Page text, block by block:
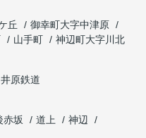
丘
御幸町大字中津原
山手町
神辺町大字川北
井原鉄道
赤坂 道上
神辺